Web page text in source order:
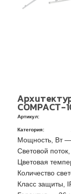
Артикул:
Категория:
Мощность, Вт
Световой
Цветовая
Количество
Класс защиты,